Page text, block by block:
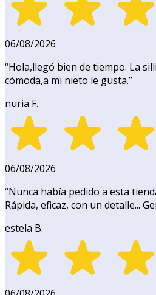
06/08/2026
“Hola,llegó bien de tiempo. La
cómoda,a mi nieto le gusta.”
nuria F.
06/08/2026
“Nunca había pedido a esta
Rápida, eficaz, con un detalle...
estela B.